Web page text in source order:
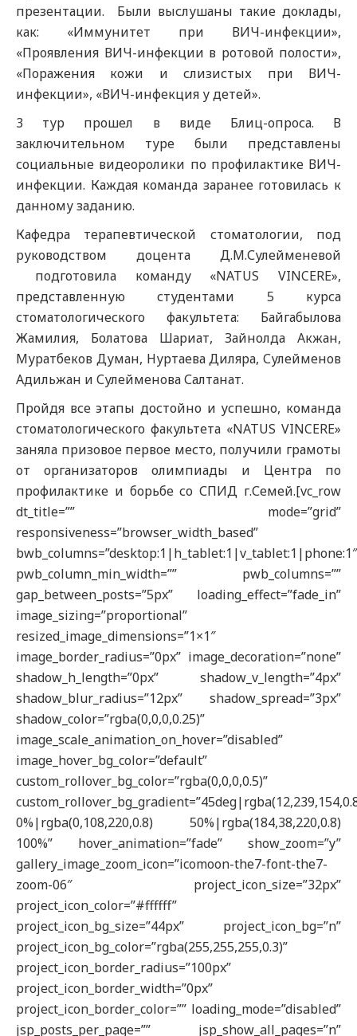
презентации. Были выслушаны такие доклады,
как: «Иммунитет при ВИЧ-инфекции»,
«Проявления ВИЧ-инфекции в ротовой полости»,
«Поражения кожи и слизистых при ВИЧ-
инфекции», «ВИЧ-инфекция у детей».
3 тур прошел в виде Блиц-опроса. В
заключительном туре были представлены
социальные видеоролики по профилактике ВИЧ-
инфекции. Каждая команда заранее готовилась к
данному заданию.
Кафедра терапевтической стоматологии, под
руководством доцента Д.М.Сулейменевой
подготовила команду «NATUS VINCERE»,
представленную студентами 5 курса
стоматологического факультета: Байгабылова
Жамилия, Болатова Шариат, Зайнолда Акжан,
Муратбеков Думан, Нуртаева Диляра, Сулейменов
Адильжан и Сулейменова Салтанат.
Пройдя все этапы достойно и успешно, команда
стоматологического факультета «NATUS VINCERE»
заняла призовое первое место, получили грамоты
от организаторов олимпиады и Центра по
профилактике и борьбе со СПИД г.Семей.[vc_row
dt_title=”” mode=”grid”
responsiveness=”browser_width_based”
bwb_columns=”desktop:1|h_tablet:1|v_tablet:1|phone:1″
pwb_column_min_width=”” pwb_columns=””
gap_between_posts=”5px” loading_effect=”fade_in”
image_sizing=”proportional”
resized_image_dimensions=”1×1″
image_border_radius=”0px” image_decoration=”none”
shadow_h_length=”0px” shadow_v_length=”4px”
shadow_blur_radius=”12px” shadow_spread=”3px”
shadow_color=”rgba(0,0,0,0.25)”
image_scale_animation_on_hover=”disabled”
image_hover_bg_color=”default”
custom_rollover_bg_color=”rgba(0,0,0,0.5)”
0%|rgba(0,108,220,0.8) 50%|rgba(184,38,220,0.8)
100%” hover_animation=”fade” show_zoom=”y”
gallery_image_zoom_icon=”icomoon-the7-font-the7-
zoom-06″ project_icon_size=”32px”
project_icon_color=”#ffffff”
project_icon_bg_size=”44px” project_icon_bg=”n”
project_icon_bg_color=”rgba(255,255,255,0.3)”
project_icon_border_radius=”100px”
project_icon_border_width=”0px”
project_icon_border_color=”” loading_mode=”disabled”
jsp_posts_per_page=”” jsp_show_all_pages=”n”